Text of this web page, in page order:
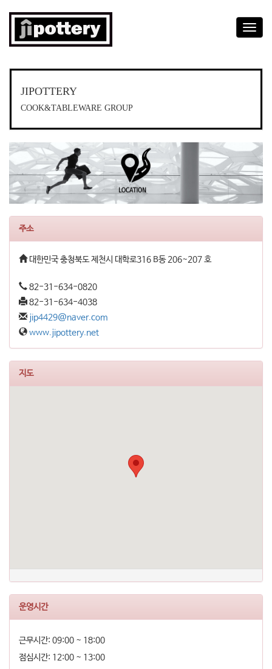
T
o
v
g
t
i
JIPOTTERY
COOK&TABLEWARE GROUP
주소
대한민국 충청북도 제천시 대학로316 B동 206~207 호
82-31-634-0820
82-31-634-4038
jip4429@naver.com
www.jipottery.net
지도
운영시간
근무시간: 09:00 ~ 18:00
점심시간: 12:00 ~ 13:00